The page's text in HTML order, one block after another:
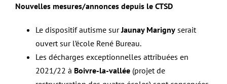
Nouvelles mesures/annonces depuis le CTSD
Le dispositif autisme surJaunay Marigny serait
ouvert sur l’école René Bureau.
Les décharges exceptionnelles attribuées en
2021/22 à Boivre-la-vallée (projet de